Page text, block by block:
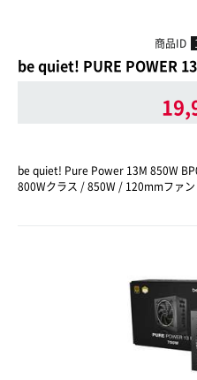
商品ID
be quiet! PURE POWER
be quiet! Pure Power 13M 850W
800Wクラス / 850W / 120mmファ